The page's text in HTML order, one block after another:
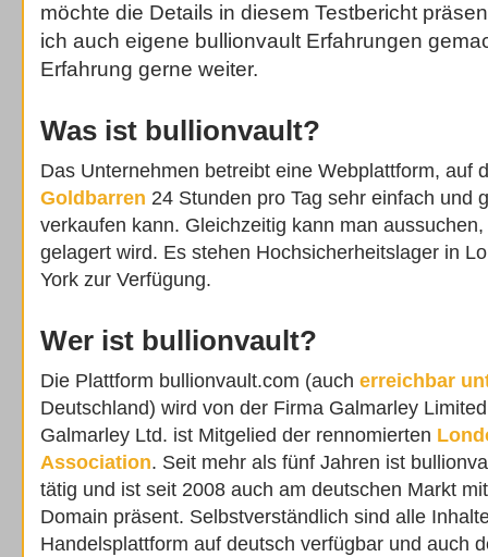
möchte die Details in diesem Testbericht
ich auch eigene bullionvault Erfahrungen
Erfahrung gerne weiter.
Was ist bullionvault?
Das Unternehmen betreibt eine Webplattform, auf
Goldbarren 24 Stunden pro Tag sehr einfach und
verkaufen kann. Gleichzeitig kann man
gelagert wird. Es stehen Hochsicherheitslager in
York zur Verfügung.
Wer ist bullionvault?
Die Plattform bullionvault.com (auch erreichbar
Deutschland) wird von der Firma Galmarley
Galmarley Ltd. ist Mitgelied der rennomierten
Association. Seit mehr als fünf Jahren ist
tätig und ist seit 2008 auch am deutschen Markt
Domain präsent. Selbstverständlich sind alle
Handelsplattform auf deutsch verfügbar und auch